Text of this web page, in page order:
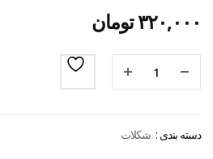
۳۲۰,۰۰۰تومان
دسته بندی : شکلات